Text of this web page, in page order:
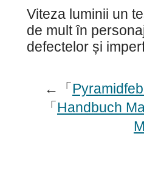
Viteza luminii un
de mult în
defectelor și
←「
「Handbuch